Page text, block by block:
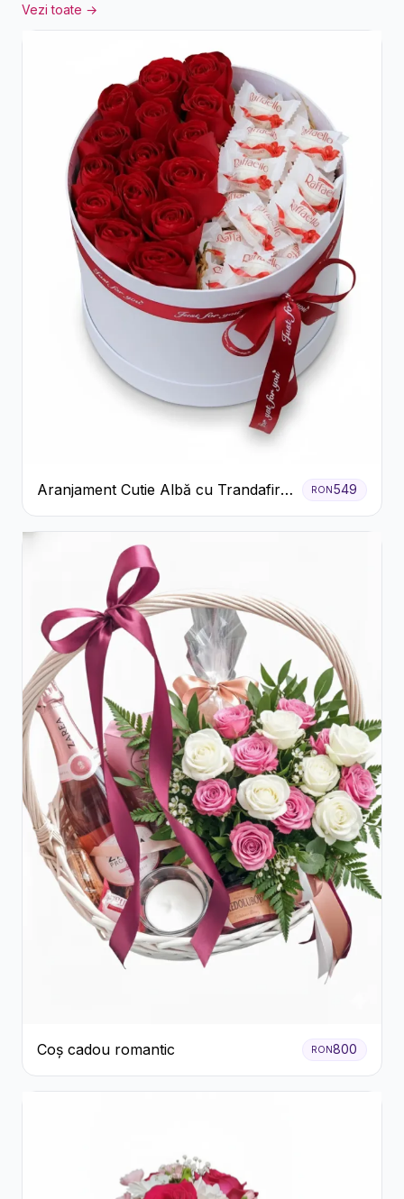
Vezi toate →
Aranjament Cutie Albă cu Trandafiri
Roșii și Raffaello
RON549
Coș cadou romantic RON800